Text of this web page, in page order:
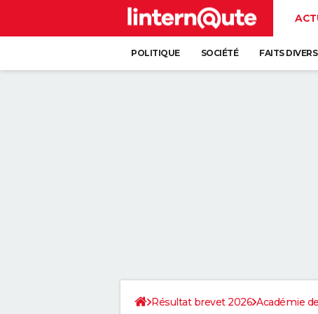
POLITIQUE SOCIÉTÉ FAITS DIVERS
Résultat brevet 2026 Académie